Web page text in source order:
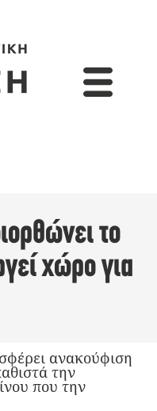
το
χώρο για
ανακούφιση
την
που την